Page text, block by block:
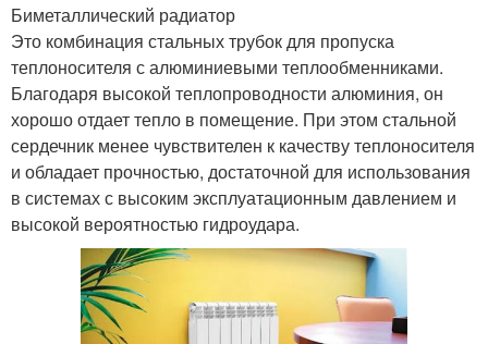
Биметаллический радиатор
Это комбинация стальных трубок для пропуска
теплоносителя с алюминиевыми теплообменниками.
Благодаря высокой теплопроводности алюминия, он
хорошо отдает тепло в помещение. При этом стальной
сердечник менее чувствителен к качеству теплоносителя
и обладает прочностью, достаточной для использования
в системах с высоким эксплуатационным давлением и
высокой вероятностью гидроудара.